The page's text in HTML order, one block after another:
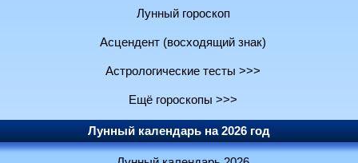
Лунный гороскоп
Асцендент (восходящий знак)
Астрологические тесты >>>
Ещё гороскопы >>>
Лунный календарь на 2026 год